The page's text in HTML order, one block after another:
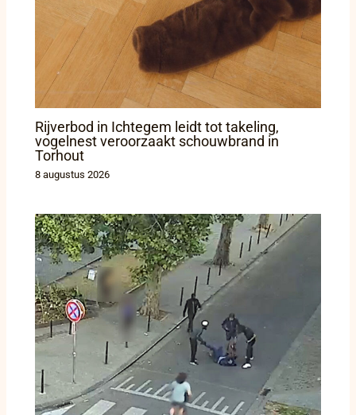
Rijverbod in Ichtegem leidt tot takeling,
vogelnest veroorzaakt schouwbrand in
Torhout
8 augustus 2026